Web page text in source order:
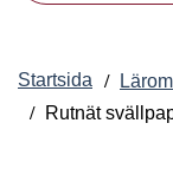
Startsida
Rutnät